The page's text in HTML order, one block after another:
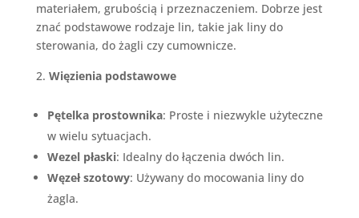
materiałem, grubością i przeznaczeniem. Dobrze jest
znać podstawowe rodzaje lin, takie jak liny do
sterowania, do żagli czy cumownicze.
Więzienia podstawowe
Pętelka prostownika: Proste i niezwykle użyteczne
w wielu sytuacjach.
Wezel płaski: Idealny do łączenia dwóch lin.
Węzeł szotowy: Używany do mocowania liny do
żagla.